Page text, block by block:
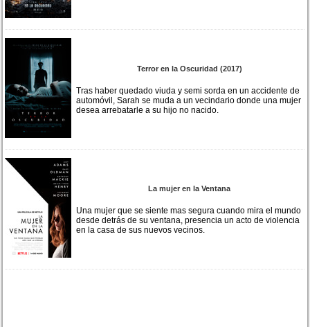
Terror en la Oscuridad (2017)
Tras haber quedado viuda y semi sorda en un accidente de
automóvil, Sarah se muda a un vecindario donde una mujer
desea arrebatarle a su hijo no nacido.
La mujer en la Ventana
Una mujer que se siente mas segura cuando mira el mundo
desde detrás de su ventana, presencia un acto de violencia
en la casa de sus nuevos vecinos.